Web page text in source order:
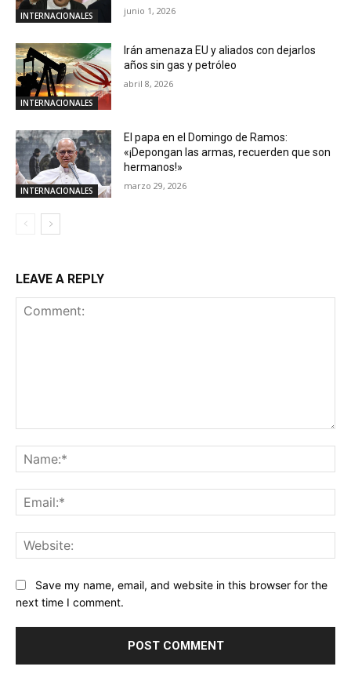
INTERNACIONALES junio 1, 2026
INTERNACIONALES
Irán amenaza EU y aliados con dejarlos
años sin gas y petróleo
abril 8, 2026
INTERNACIONALES
El papa en el Domingo de Ramos:
«¡Depongan las armas, recuerden que son
hermanos!»
marzo 29, 2026
LEAVE A REPLY
Save my name, email, and website in this browser for the
next time I comment.